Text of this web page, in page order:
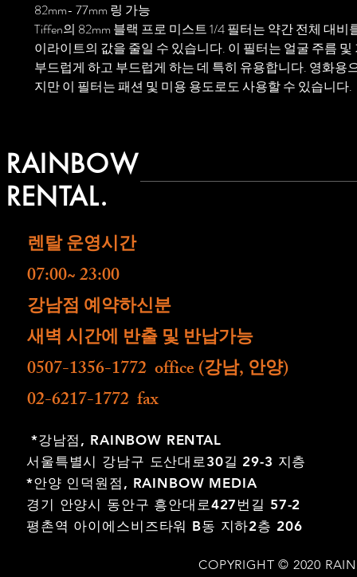
82mm- 77mm 링 가능
Tiffen의 82mm 블랙 프로 미스트 1/4 필터는 약간 전체 대비
이라이트의 값을 줄일 수 있습니다. 이 필터는 얼굴 주름 및
부드럽게 하고 부드럽게 하는 데 특히 유용합니다. 영화용
지만 이 필터는 패션 및 미용 용도로도 사용할 수 있습니다.
RAINBOW
RENTAL.
렌탈 운영시간
07:00~ 23:00
​강남점 예약하신분
새벽 시간에 반출 및 반납가능
0507-1356-1772 office (강남, 안양)
02-6217-1772 fax
*강남점, RAINBOW RENTAL
서울특별시 강남구 도산대로30길 29-3 지층
*안양 인덕원점, RAINBOW MEDIA
경기 안양시 동안구 흥안대로427번길 57-2
평촌역 아이에스비즈타워 B동 지하2층 206
COPYRIGHT © 2020